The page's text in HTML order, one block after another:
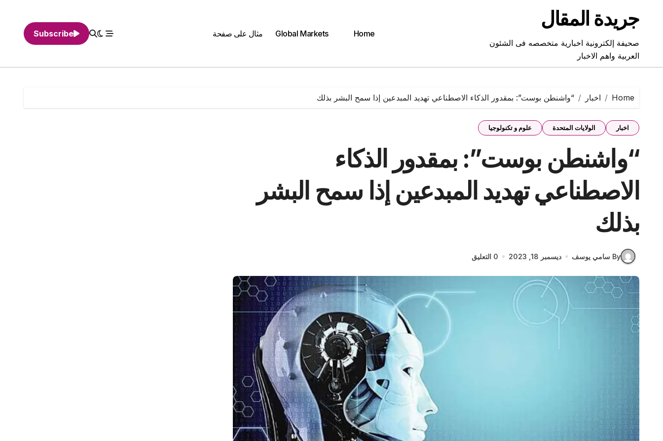
contentجريدة المقال
صحيفة إلكترونية اخبارية متخصصه فى الشئون
العربية واهم الاخبار
Home
Global Markets مثال على صفحة Subscribe
Home اخبار “واشنطن بوست”: بمقدور الذكاء الاصطناعي تهديد المبدعين إذا سمح البشر بذلك
اخبار الولايات المتحدة علوم و تكنولوجيا
“واشنطن بوست”: بمقدور الذكاء
الاصطناعي تهديد المبدعين إذا سمح البشر
بذلك
By سامي يوسف ديسمبر 18, 2023 0 التعليق